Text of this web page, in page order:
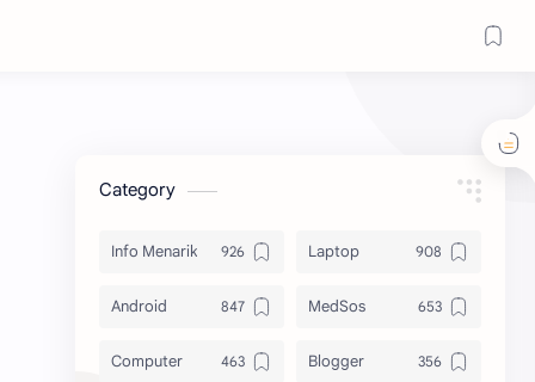
Category
Info Menarik Laptop
Android MedSos
Computer Blogger